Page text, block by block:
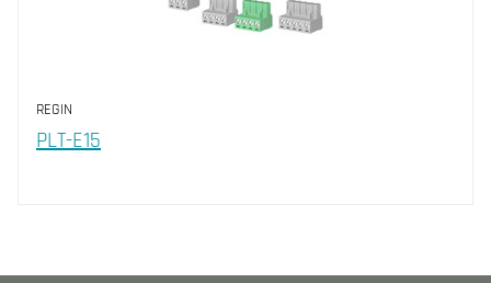
REGIN
PLT-E15